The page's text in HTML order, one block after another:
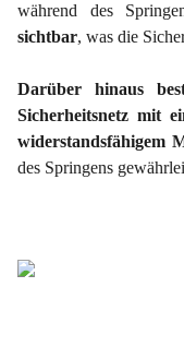
während des
sichtbar, was die
Darüber hinaus
Sicherheitsnetz mit
widerstandsfähigem
des Springens